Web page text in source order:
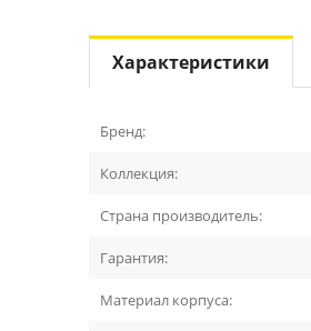
Характеристики
Бренд:
Коллекция:
Страна производитель:
Гарантия:
Материал корпуса: